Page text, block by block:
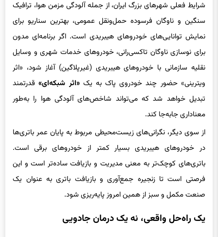
سنگین و ناوگان فرسوده حمل‌ونقل عمومی، بهترین سناریو برای
نمایش توانایی‌های خودروهای هیبریدی است. اگر برنامه‌ای مدون
برای نوسازی ناوگان تاکسی‌رانی، خودروهای خدمات شهری و وسایل
نقلیه سازمانی با خودروهای هیبریدی (غیرپلاگین) آغاز شود، «اثر
ویترینی» حضور چند خودروی پاک به یک«اثر شبکه‌ای»قدرتمند
تبدیل خواهد شد که می‌تواند شاخص‌های آلودگی هوا را به‌طور
معناداری جابه‌جا کند.
از سوی دیگر، نگرانی‌های زیست‌محیطی مربوط به پایان عمر باتری‌ها
در خودروهای هیبریدی بسیار کمتر از خودروهای برقی است.
باتری‌های کوچک‌تر به معنی مدیریت و بازیافت ساده‌تر است و این
فرصتی است تا زنجیره جمع‌آوری و بازیافت باتری به عنوان یک
صنعت مکمل و سبز از همین امروز پایه‌ریزی شود.
یک راه‌حل واقعی، نه یک درمان جادویی